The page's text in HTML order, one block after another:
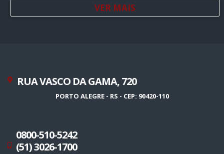
VER MAIS
RUA VASCO DA GAMA, 720
PORTO ALEGRE - RS - CEP: 90420-110
0800-510-5242
(51) 3026-1700